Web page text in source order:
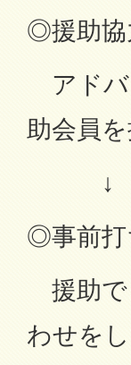
◎援助協
アドバ
助会員を
↓
◎事前打
援助で
わせを